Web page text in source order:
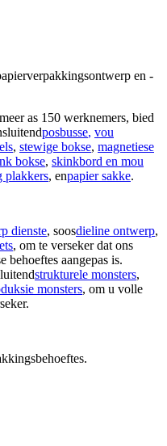
en -
as 150 werknemers, bied
posbusse, vou
, stewige bokse, magnetiese
bokse, skinkbord en mou
plakkers, enpapier sakke.
dienste, soosdieline ontwerp,
, om te verseker dat ons
behoeftes aangepas is.
strukturele monsters,
monsters, om u volle